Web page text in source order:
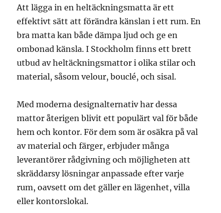
Att lägga in en heltäckningsmatta är ett
effektivt sätt att förändra känslan i ett rum. En
bra matta kan både dämpa ljud och ge en
ombonad känsla. I Stockholm finns ett brett
utbud av heltäckningsmattor i olika stilar och
material, såsom velour, bouclé, och sisal.
Med moderna designalternativ har dessa
mattor återigen blivit ett populärt val för både
hem och kontor. För dem som är osäkra på val
av material och färger, erbjuder många
leverantörer rådgivning och möjligheten att
skräddarsy lösningar anpassade efter varje
rum, oavsett om det gäller en lägenhet, villa
eller kontorslokal.